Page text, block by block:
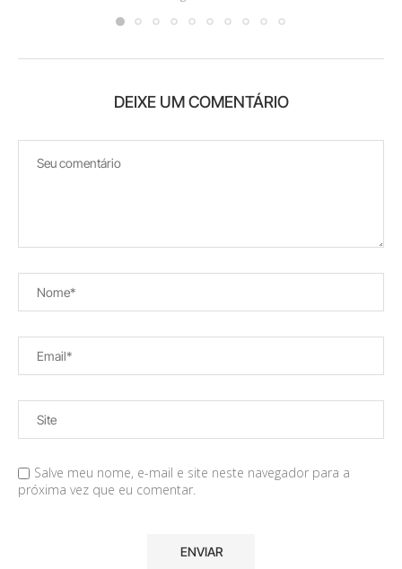
DEIXE UM COMENTÁRIO
Salve meu nome, e-mail e site neste navegador para a
próxima vez que eu comentar.